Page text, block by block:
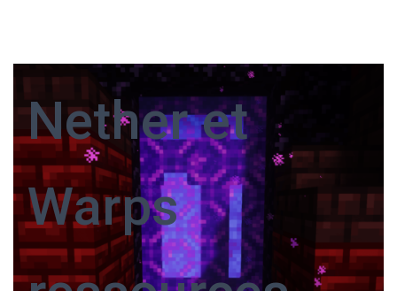
Nether et
Warps